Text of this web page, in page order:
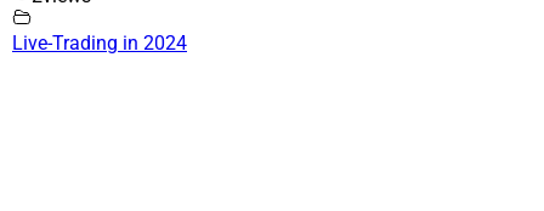
Live-Trading in 2024